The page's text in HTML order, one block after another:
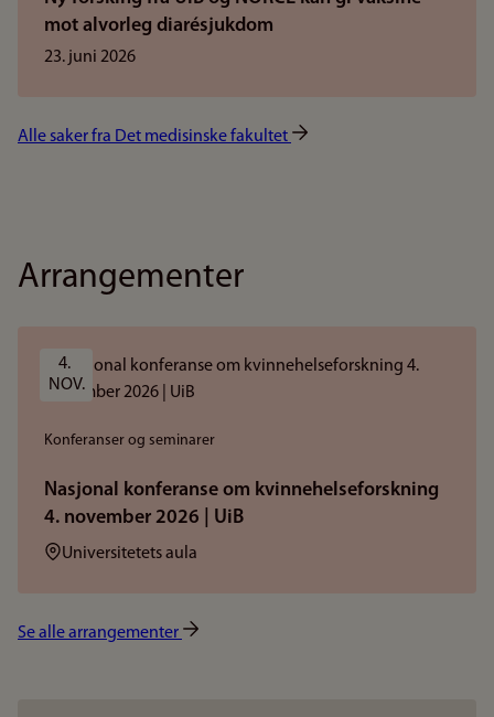
mot alvorleg diarésjukdom
23. juni 2026
Alle saker fra Det medisinske fakultet
Arrangementer
4.
NOV.
Konferanser og seminarer
Nasjonal konferanse om kvinnehelseforskning
4. november 2026 | UiB
Sted:Universitetets aula
Se alle arrangementer